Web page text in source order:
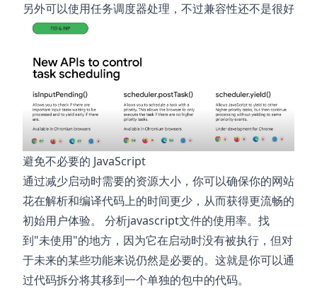
另外可以使用任务调度器处理，不过兼容性还不是很好
避免不必要的 JavaScript
通过减少启动时需要的资源大小，你可以确保你的网站
花在解析和编译代码上的时间更少，从而获得更流畅的
初始用户体验。 分析javascript文件的使用率。找
到"未使用"的地方，因为它在启动时没有被执行，但对
于未来的某些功能来说仍然是必要的。这就是你可以通
过代码拆分将其移到一个单独的包中的代码。